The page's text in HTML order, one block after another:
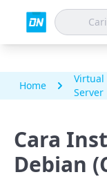
Home
Virtual
Server
Cara
Debian